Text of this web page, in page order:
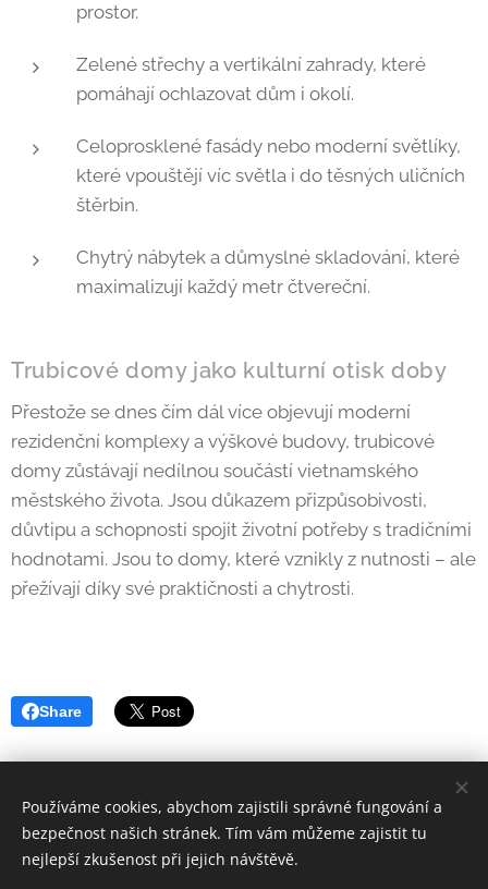
prostor.
Zelené střechy a vertikální zahrady, které
pomáhají ochlazovat dům i okolí.
Celoprosklené fasády nebo moderní světlíky,
které vpouštějí víc světla i do těsných uličních
štěrbin.
Chytrý nábytek a důmyslné skladování, které
maximalizují každý metr čtvereční.
Trubicové domy jako kulturní otisk doby
Přestože se dnes čím dál více objevují moderní
rezidenční komplexy a výškové budovy, trubicové
domy zůstávají nedílnou součástí vietnamského
městského života. Jsou důkazem přizpůsobivosti,
důvtipu a schopnosti spojit životní potřeby s tradičními
hodnotami. Jsou to domy, které vznikly z nutnosti – ale
přežívají díky své praktičnosti a chytrosti.
Share
Tomáš Slavíček
Používáme cookies, abychom zajistili správné fungování a
bezpečnost našich stránek. Tím vám můžeme zajistit tu
nejlepší zkušenost při jejich návštěvě.